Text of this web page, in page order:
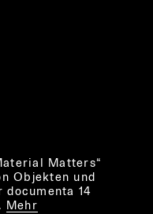
Matters“
Objekten und
documenta 14
Mehr